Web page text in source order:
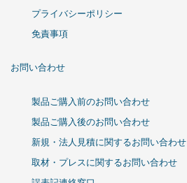
プライバシーポリシー
免責事項
お問い合わせ
製品ご購入前のお問い合わせ
製品ご購入後のお問い合わせ
新規・法人見積に関するお問い合わせ
取材・プレスに関するお問い合わせ